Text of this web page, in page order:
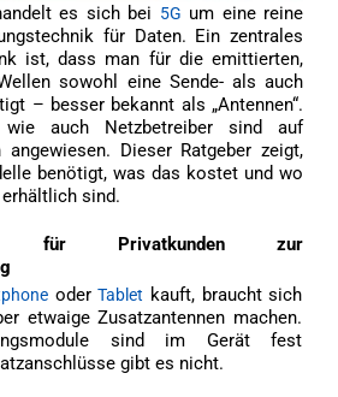
es sich bei 5G um eine reine
für Daten. Ein zentrales
ist, dass man für die emittierten,
sowohl eine Sende- als auch
– besser bekannt als „Antennen“.
wie auch Netzbetreiber sind auf
angewiesen. Dieser Ratgeber zeigt,
benötigt, was das kostet und wo
sind.
für Privatkunden zur
oderTablet kauft, braucht sich
etwaige Zusatzantennen machen.
sind im Gerät fest
gibt es nicht.